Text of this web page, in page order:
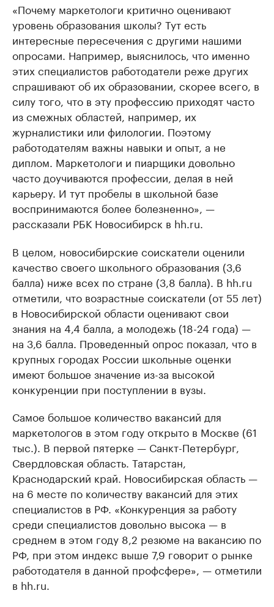
«Почему маркетологи критично оценивают
уровень образования школы? Тут есть
интересные пересечения с другими нашими
опросами. Например, выяснилось, что именно
этих специалистов работодатели реже других
спрашивают об их образовании, скорее всего, в
силу того, что в эту профессию приходят часто
из смежных областей, например, их
журналистики или филологии. Поэтому
работодателям важны навыки и опыт, а не
диплом. Маркетологи и пиарщики довольно
часто доучиваются профессии, делая в ней
карьеру. И тут пробелы в школьной базе
воспринимаются более болезненно», —
рассказали РБК Новосибирск в hh.ru.
В целом, новосибирские соискатели оценили
качество своего школьного образования (3,6
балла) ниже всех по стране (3,8 балла). В hh.ru
отметили, что возрастные соискатели (от 55 лет)
в Новосибирской области оценивают свои
знания на 4,4 балла, а молодежь (18-24 года) —
на 3,6 балла. Проведенный опрос показал, что в
крупных городах России школьные оценки
имеют большое значение из-за высокой
конкуренции при поступлении в вузы.
Самое большое количество вакансий для
маркетологов в этом году открыто в Москве (61
тыс.). В первой пятерке — Санкт-Петербург,
Свердловская область. Татарстан,
Краснодарский край. Новосибирская область —
на 6 месте по количеству вакансий для этих
специалистов в РФ. «Конкуренция за работу
среди специалистов довольно высока — в
среднем в этом году 8,2 резюме на вакансию по
РФ, при этом индекс выше 7,9 говорит о рынке
работодателя в данной профсфере», — отметили
в hh.ru.